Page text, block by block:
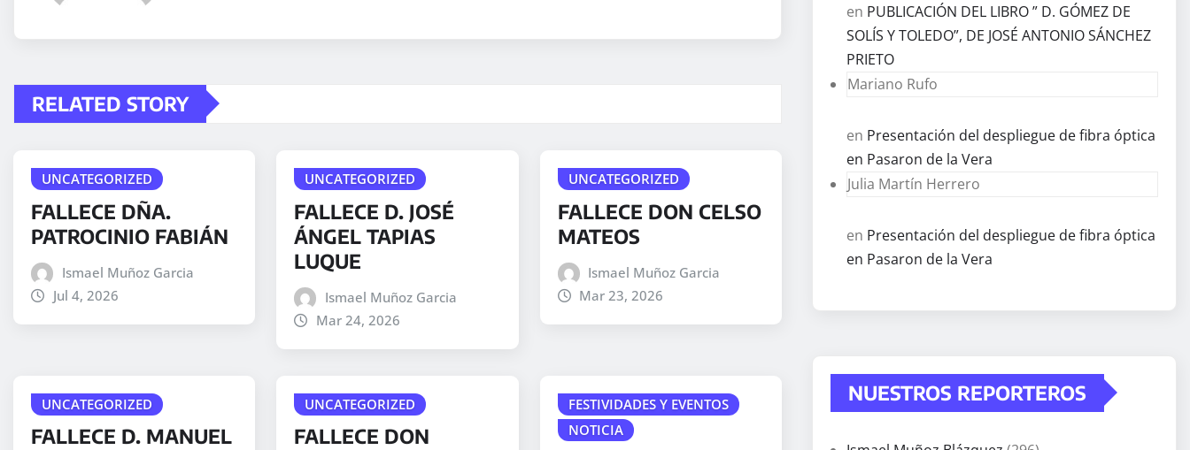
RELATED STORY
UNCATEGORIZED
FALLECE DÑA.
PATROCINIO FABIÁN
Ismael Muñoz Garcia
Jul 4, 2026
UNCATEGORIZED
FALLECE D. JOSÉ
ÁNGEL TAPIAS
LUQUE
Ismael Muñoz Garcia
Mar 24, 2026
UNCATEGORIZED
FALLECE DON CELSO
MATEOS
Ismael Muñoz Garcia
Mar 23, 2026
UNCATEGORIZED
FALLECE D. MANUEL
UNCATEGORIZED
FALLECE DON
FESTIVIDADES Y EVENTOS
NOTICIA
en PUBLICACIÓN DEL LIBRO ” D. GÓMEZ DE
SOLÍS Y TOLEDO”, DE JOSÉ ANTONIO SÁNCHEZ
PRIETO
Mariano Rufo
en Presentación del despliegue de fibra óptica
en Pasaron de la Vera
Julia Martín Herrero
en Presentación del despliegue de fibra óptica
en Pasaron de la Vera
NUESTROS REPORTEROS